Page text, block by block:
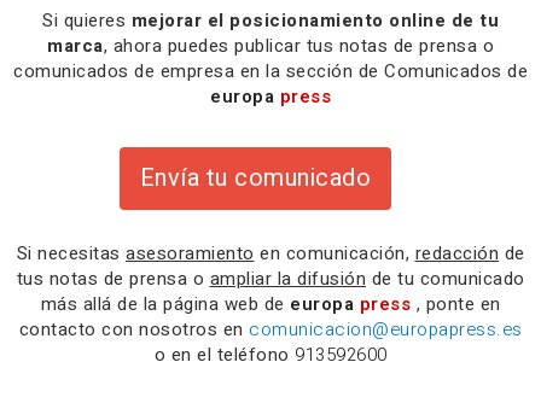
Si quieres mejorar el posicionamiento online de tu
marca, ahora puedes publicar tus notas de prensa o
comunicados de empresa en la sección de Comunicados de
europa press
Envía tu comunicado
Si necesitas asesoramiento en comunicación, redacción de
tus notas de prensa o ampliar la difusión de tu comunicado
más allá de la página web de europa press , ponte en
contacto con nosotros en comunicacion@europapress.es
o en el teléfono 913592600